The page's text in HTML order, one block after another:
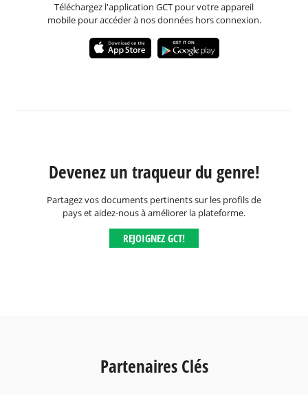
Téléchargez l'application GCT pour votre appareil
mobile pour accéder à nos données hors connexion.
Devenez un traqueur du genre!
Partagez vos documents pertinents sur les profils de
pays et aidez-nous à améliorer la plateforme.
REJOIGNEZ GCT!
Partenaires Clés